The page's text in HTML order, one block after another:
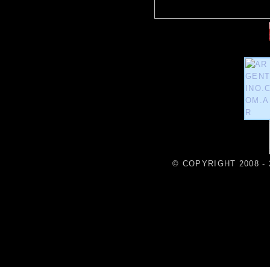
© COPYRIGHT 2008